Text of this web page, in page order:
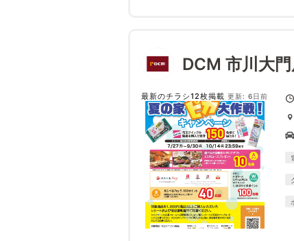
DCM 市川大
最新のチラシ12枚掲載 更新: 6日前